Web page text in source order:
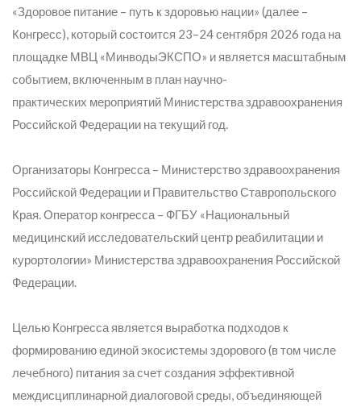
«Здоровое питание – путь к здоровью нации» (далее –
Конгресс), который состоится 23–24 сентября 2026 года на
площадке МВЦ «МинводыЭКСПО» и является масштабным
событием, включенным в план научно-
практических мероприятий Министерства здравоохранения
Российской Федерации на текущий год.
Организаторы Конгресса – Министерство здравоохранения
Российской Федерации и Правительство Ставропольского
Края. Оператор конгресса – ФГБУ «Национальный
медицинский исследовательский центр реабилитации и
курортологии» Министерства здравоохранения Российской
Федерации.
Целью Конгресса является выработка подходов к
формированию единой экосистемы здорового (в том числе
лечебного) питания за счет создания эффективной
междисциплинарной диалоговой среды, объединяющей